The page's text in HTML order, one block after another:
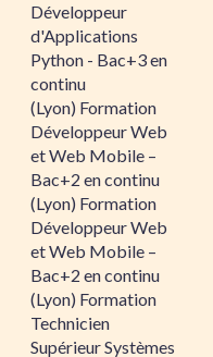
Développeur
d'Applications
Python - Bac+3 en
continu
(Lyon) Formation
Développeur Web
et Web Mobile –
Bac+2 en continu
(Lyon) Formation
Développeur Web
et Web Mobile –
Bac+2 en continu
(Lyon) Formation
Technicien
Supérieur Systèmes